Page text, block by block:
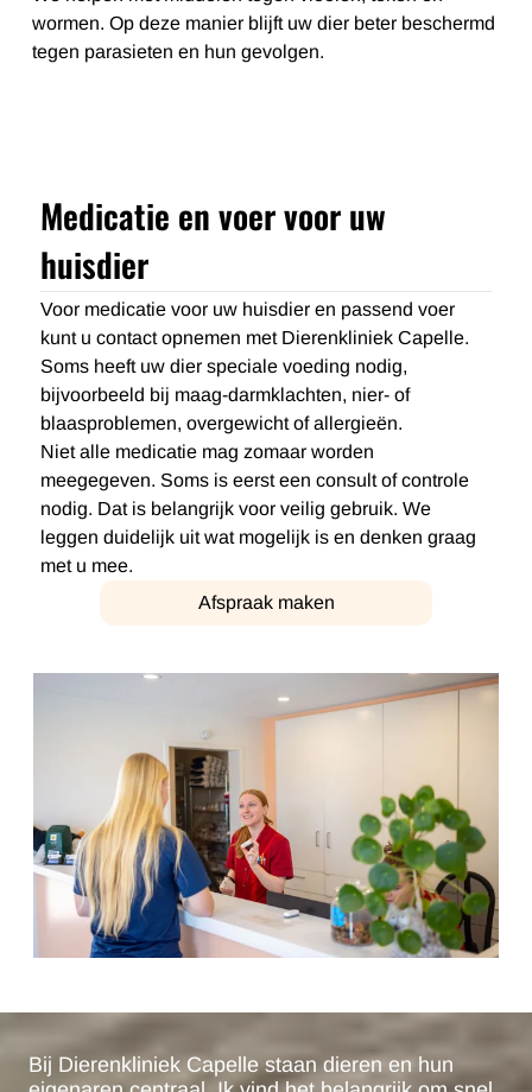
wormen. Op deze manier blijft uw dier beter beschermd
tegen parasieten en hun gevolgen.
Voor medicatie voor uw huisdier en passend voer
kunt u contact opnemen met Dierenkliniek Capelle.
Soms heeft uw dier speciale voeding nodig,
bijvoorbeeld bij maag-darmklachten, nier- of
blaasproblemen, overgewicht of allergieën.
Niet alle medicatie mag zomaar worden
meegegeven. Soms is eerst een consult of controle
nodig. Dat is belangrijk voor veilig gebruik. We
leggen duidelijk uit wat mogelijk is en denken graag
met u mee.
Medicatie en voer voor uw
huisdier
Afspraak maken
Bij Dierenkliniek Capelle staan dieren en hun